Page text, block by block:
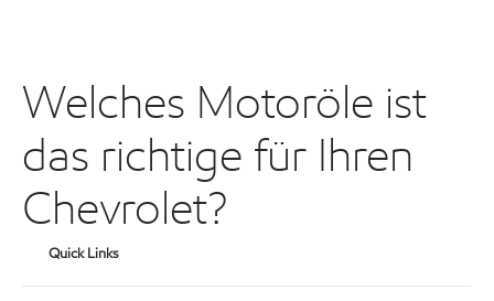
Welches Motoröle ist
das richtige für Ihren
Chevrolet?
Quick Links